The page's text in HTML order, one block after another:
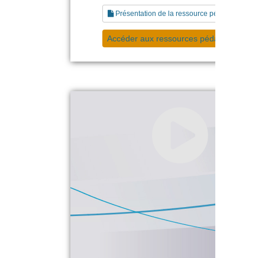
Présentation de la ressource pédagogique
Accéder aux ressources pédagogiques